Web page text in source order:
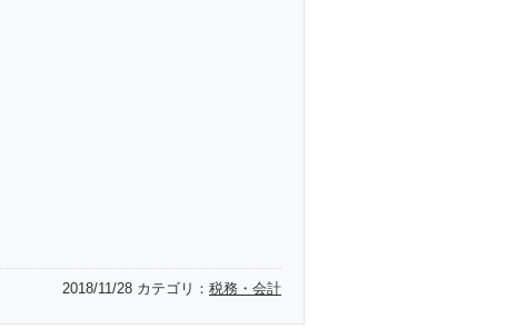
2018/11/28 カテゴリ： 税務・会計